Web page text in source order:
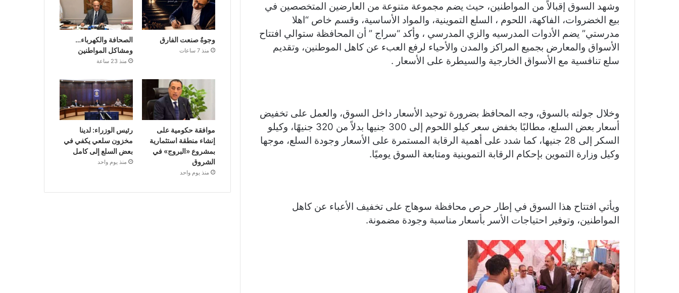
وشهد السوق إقبالاً من المواطنين، حيث يضم مجموعة متنوعة من العارضين المتخصصين في
بيع الخضروات، الفاكهة، اللحوم ، السلع التموينية، والمواد الأساسية، وقسم خاص “اهلا
مدرستي” يضم الأدوات المدرسيه والزي المدرسي ، وأكد “سراج ” أن المحافظة ستوالي افتتاح
الأسواق والمعارض بجميع المراكز والمدن والأحياء لرفع العبء عن كاهل الموطنين، وتقديم
سلع تنافسية مع الأسواق الخارجية والسيطرة على الأسعار .
وخلال جولته بالسوق، وجه المحافظ بضرورة توحيد الأسعار داخل السوق، والعمل على تخفيض
أسعار بعض السلع، مطالبًا بخفض سعر كيلو اللحوم إلى 300 جنيها بدلاً من 320 جنيهًا، وكيلو
السكر إلى 28 جنيها، كما شدد على أهمية الرقابة المستمرة على الأسعار وجودة السلع، موجها
وكيل وزارة التموين بإحكام الرقابة التموينية ومتابعة السوق يوميًا.
ويأتي افتتاح هذا السوق في إطار حرص محافظة سوهاج على تخفيف الأعباء عن كاهل
المواطنين، وتوفير احتياجات الأسر بأسعار مناسبة وجودة مضمونة.
وجوهٌ صنعت الفارق
منذ 7 ساعات
الصحافة والكهرباء…
ومشاكل المواطنين
منذ 23 ساعة
موافقة حكومية على
إنشاء منطقة استثمارية
بمشروع «البروج» في
الشروق
منذ يوم واحد
رئيس الوزراء: لدينا
مخزون سلعي يكفي في
بعض السلع إلى كامل
منذ يوم واحد